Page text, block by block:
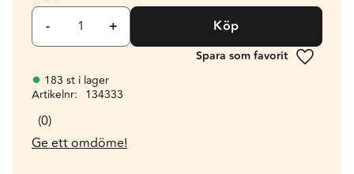
+
- Köp
Lägg till
183 st i lager
Artikelnr
134333
0
Ge ett omdöme!